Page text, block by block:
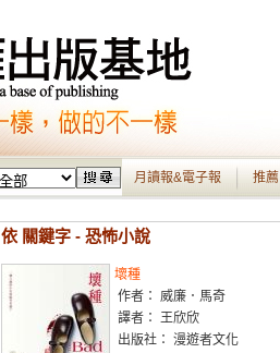
月讀報&電子報 推
依 關鍵字 - 恐怖小說
壞種
作者： 威廉．馬奇
譯者： 王欣欣
出版社： 漫遊者文化